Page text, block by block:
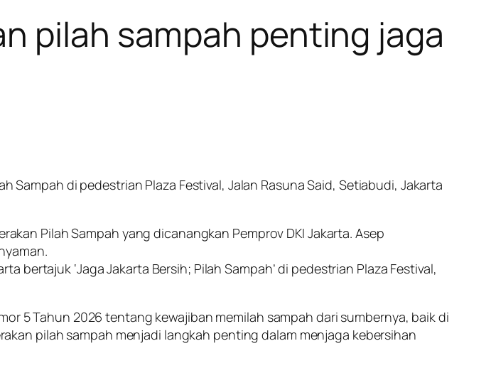
pilah sampah penting jaga
Sampah di pedestrian Plaza Festival, Jalan Rasuna Said, Setiabudi, Jakarta
Pilah Sampah yang dicanangkan Pemprov DKI Jakarta. Asep
bertajuk ‘Jaga Jakarta Bersih; Pilah Sampah’ di pedestrian Plaza Festival,
5 Tahun 2026 tentang kewajiban memilah sampah dari sumbernya, baik di
pilah sampah menjadi langkah penting dalam menjaga kebersihan